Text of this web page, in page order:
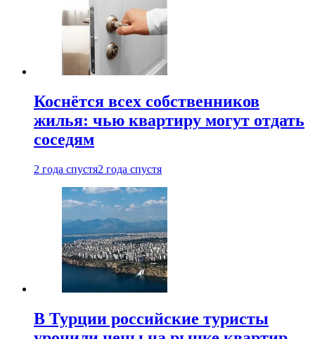
Коснётся всех собственников
жилья: чью квартиру могут отдать
соседям
2 года спустя2 года спустя
В Турции российские туристы